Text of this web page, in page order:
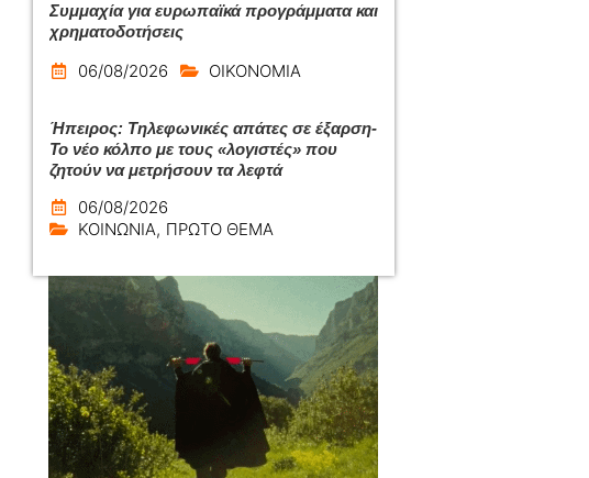
Συμμαχία για ευρωπαϊκά προγράμματα και
χρηματοδοτήσεις
06/08/2026 ΟΙΚΟΝΟΜΙΑ
Ήπειρος: Τηλεφωνικές απάτες σε έξαρση-
Το νέο κόλπο με τους «λογιστές» που
ζητούν να μετρήσουν τα λεφτά
06/08/2026
ΚΟΙΝΩΝΙΑ, ΠΡΩΤΟ ΘΕΜΑ